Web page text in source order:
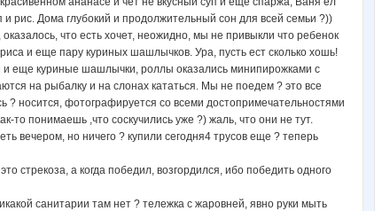
рис. Дома глубокий и продолжительный сон для всей семьи ?))
что есть хочет, неожидно, мы не привыкли что ребенок
и еще пару куриных шашлычков. Ура, пусть ест сколько хошь!
и еще куриные шашлычки, роллы оказались минипирожками с
на рыбалку и на слонах кататься. Мы не поедем ? это все
носится, фотографируется со всеми достопримечательностями
то понимаешь ,что соскучились уже ?) жаль, что они не тут.
вечером, но ничего ? купили сегодня4 трусов еще ? теперь
стрекоза, а когда победил, возгордился, ибо победить одного
санитарии там нет ? тележка с жаровней, явно руки мыть